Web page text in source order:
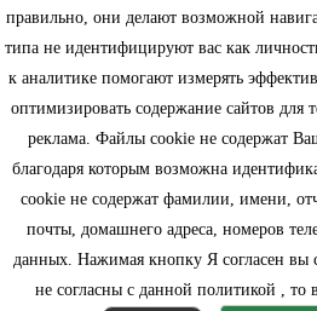
правильно, они делают возможной
типа не идентифицируют вас как
к аналитике помогают измерять
оптимизировать содержание сайтов для
реклама. Файлы cookie не содержат
благодаря которым возможна
cookie не содержат фамилии, имени,
почты, домашнего адреса, номеров
данных. Нажимая кнопку Я согласен вы
не согласны с данной политикой , то
Информация
Моя учетная запись
Контактная информация